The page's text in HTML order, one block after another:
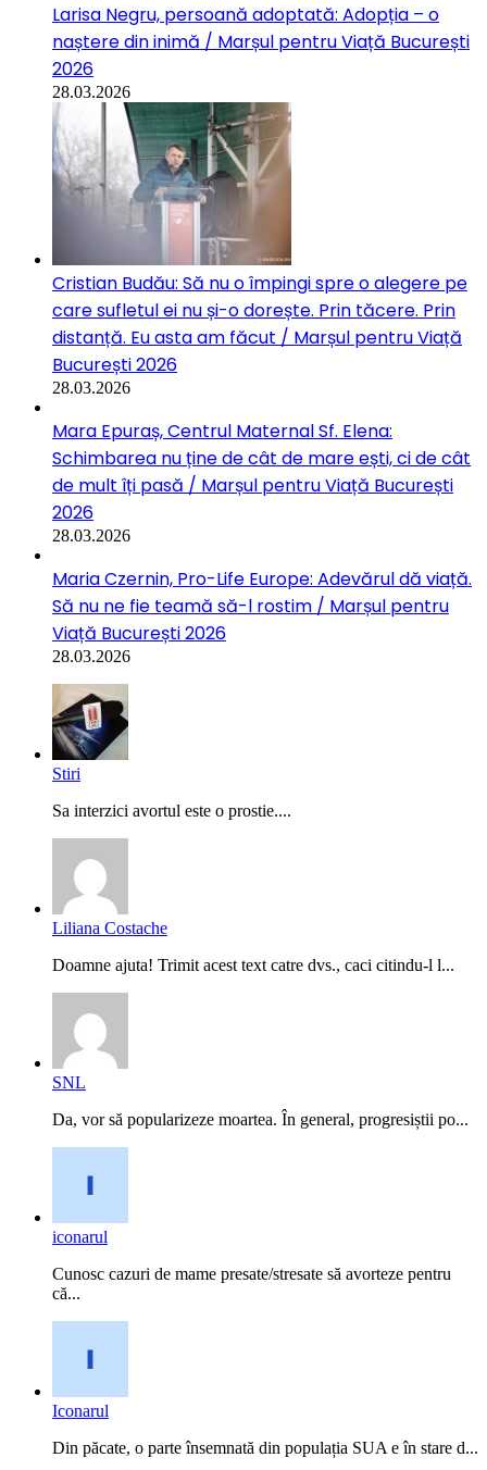
Larisa Negru, persoană adoptată: Adopția – o
naștere din inimă / Marșul pentru Viață București
2026
28.03.2026
Cristian Budău: Să nu o împingi spre o alegere pe
care sufletul ei nu și-o dorește. Prin tăcere. Prin
distanță. Eu asta am făcut / Marșul pentru Viață
București 2026
28.03.2026
Mara Epuraș, Centrul Maternal Sf. Elena:
Schimbarea nu ține de cât de mare ești, ci de cât
de mult îți pasă / Marșul pentru Viață București
2026
28.03.2026
Maria Czernin, Pro-Life Europe: Adevărul dă viață.
Să nu ne fie teamă să-l rostim / Marșul pentru
Viață București 2026
28.03.2026
Stiri
Sa interzici avortul este o prostie....
Liliana Costache
Doamne ajuta! Trimit acest text catre dvs., caci citindu-l l...
SNL
Da, vor să popularizeze moartea. În general, progresiștii po...
iconarul
Cunosc cazuri de mame presate/stresate să avorteze pentru
că...
Iconarul
Din păcate, o parte însemnată din populația SUA e în stare d...